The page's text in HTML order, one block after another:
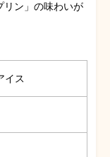
リン」の味わいが
イス